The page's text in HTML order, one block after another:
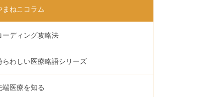
まねこコラム
ーディング攻略法
らわしい医療略語シリーズ
端医療を知る